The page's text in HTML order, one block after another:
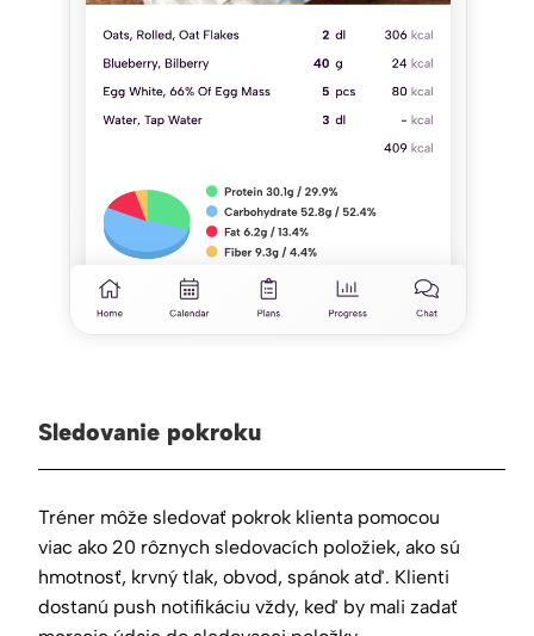
Sledovanie pokroku
Tréner môže sledovať pokrok klienta pomocou
viac ako 20 rôznych sledovacích položiek, ako sú
hmotnosť, krvný tlak, obvod, spánok atď. Klienti
dostanú push notifikáciu vždy, keď by mali zadať